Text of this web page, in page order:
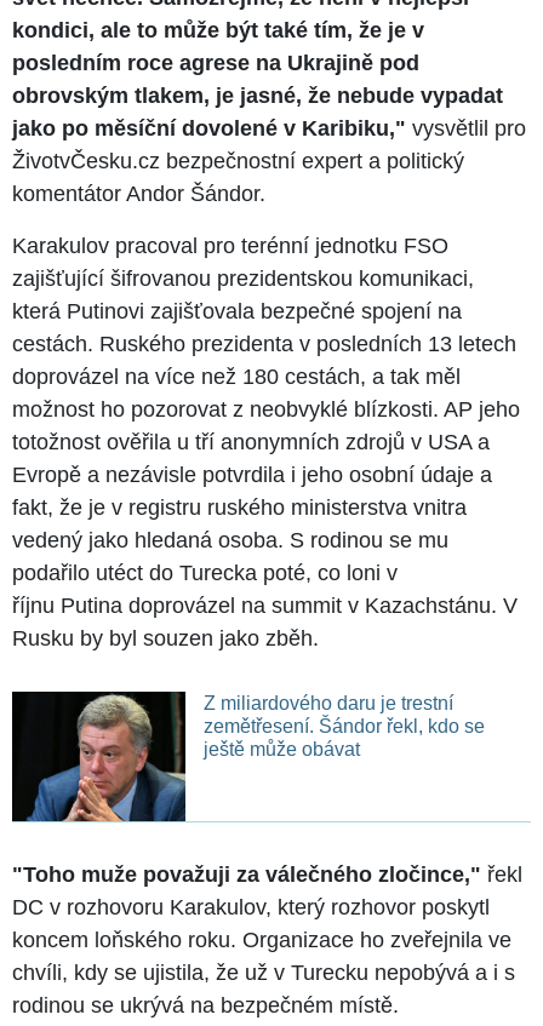
kondici, ale to může být také tím, že je v
posledním roce agrese na Ukrajině pod
obrovským tlakem, je jasné, že nebude vypadat
jako po měsíční dovolené v Karibiku," vysvětlil pro
ŽivotvČesku.cz bezpečnostní expert a politický
komentátor Andor Šándor.
Karakulov pracoval pro terénní jednotku FSO
zajišťující šifrovanou prezidentskou komunikaci,
která Putinovi zajišťovala bezpečné spojení na
cestách. Ruského prezidenta v posledních 13 letech
doprovázel na více než 180 cestách, a tak měl
možnost ho pozorovat z neobvyklé blízkosti. AP jeho
totožnost ověřila u tří anonymních zdrojů v USA a
Evropě a nezávisle potvrdila i jeho osobní údaje a
fakt, že je v registru ruského ministerstva vnitra
vedený jako hledaná osoba. S rodinou se mu
podařilo utéct do Turecka poté, co loni v
říjnu Putina doprovázel na summit v Kazachstánu. V
Rusku by byl souzen jako zběh.
Z miliardového daru je trestní
zemětřesení. Šándor řekl, kdo se
ještě může obávat
"Toho muže považuji za válečného zločince," řekl
DC v rozhovoru Karakulov, který rozhovor poskytl
koncem loňského roku. Organizace ho zveřejnila ve
chvíli, kdy se ujistila, že už v Turecku nepobývá a i s
rodinou se ukrývá na bezpečném místě.